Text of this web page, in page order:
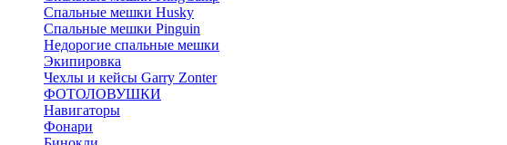
Спальные мешки Husky
Спальные мешки Pinguin
Недорогие спальные мешки
Экипировка
Чехлы и кейсы Garry Zonter
ФОТОЛОВУШКИ
Навигаторы
Фонари